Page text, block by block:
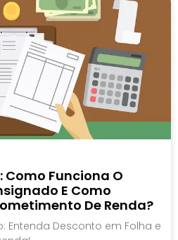
Como Funciona O
E Como
De Renda?
Entenda Desconto em Folha e